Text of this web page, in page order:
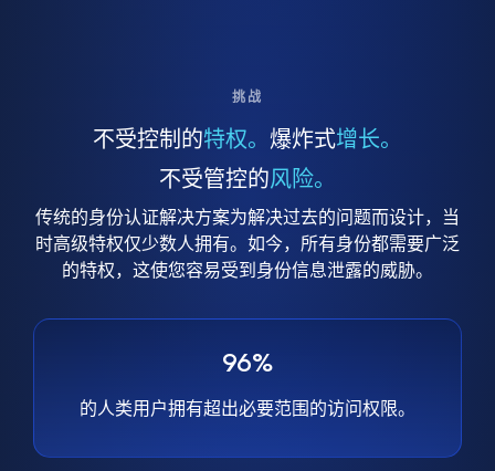
挑战
不受控制的特权。 爆炸式增长。
不受管控的风险。
传统的身份认证解决方案为解决过去的问题而设计，当
时高级特权仅少数人拥有。如今，所有身份都需要广泛
的特权，这使您容易受到身份信息泄露的威胁。
96%
的人类用户拥有超出必要范围的访问权限。